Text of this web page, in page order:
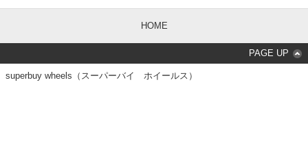
HOME
PAGE UP
superbuy wheels（スーパーバイ ホイールス）